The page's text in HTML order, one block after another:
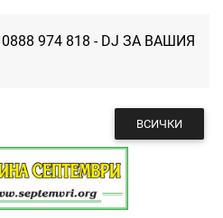
974 818 - DJ ЗА ВАШИЯ
ВСИЧКИ